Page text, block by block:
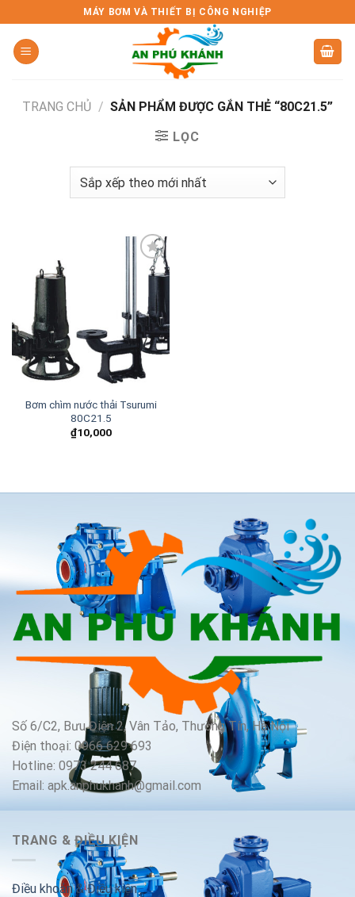
to
content
MÁY BƠM VÀ THIẾT BỊ CÔNG NGHIỆP
TRANG CHỦ / SẢN PHẨM ĐƯỢC GẮN THẺ “80C21.5”
LỌC
Add to
wishlist
Bơm chìm nước thải Tsurumi
80C21.5
₫10,000
Số 6/C2, Bưu Điện 2, Vân Tảo, Thường Tín, Hà Nội
Điện thoại: 0966 629 693
Hotline: 0973 244 687
Email: apk.anphukhanh@gmail.com
TRANG & ĐIỀU KIỆN
Điều khoản & Điều kiện